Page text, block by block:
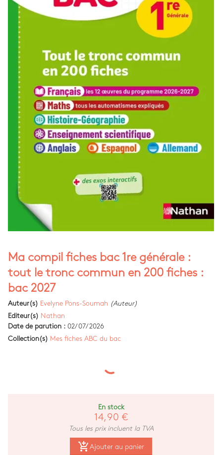
Ma compil fiches bac 1re générale :
tout le tronc commun en 200 fiches :
bac 2027
Auteur(s) Evelyne Pons-Soumah (Auteur)
Editeur(s) Nathan
Date de parution : 02/07/2026
Collection(s) Mes fiches ABC du bac
En stock
14,90 €
Tous les prix incluent la TVA
add_shopping_cart Ajouter au panier